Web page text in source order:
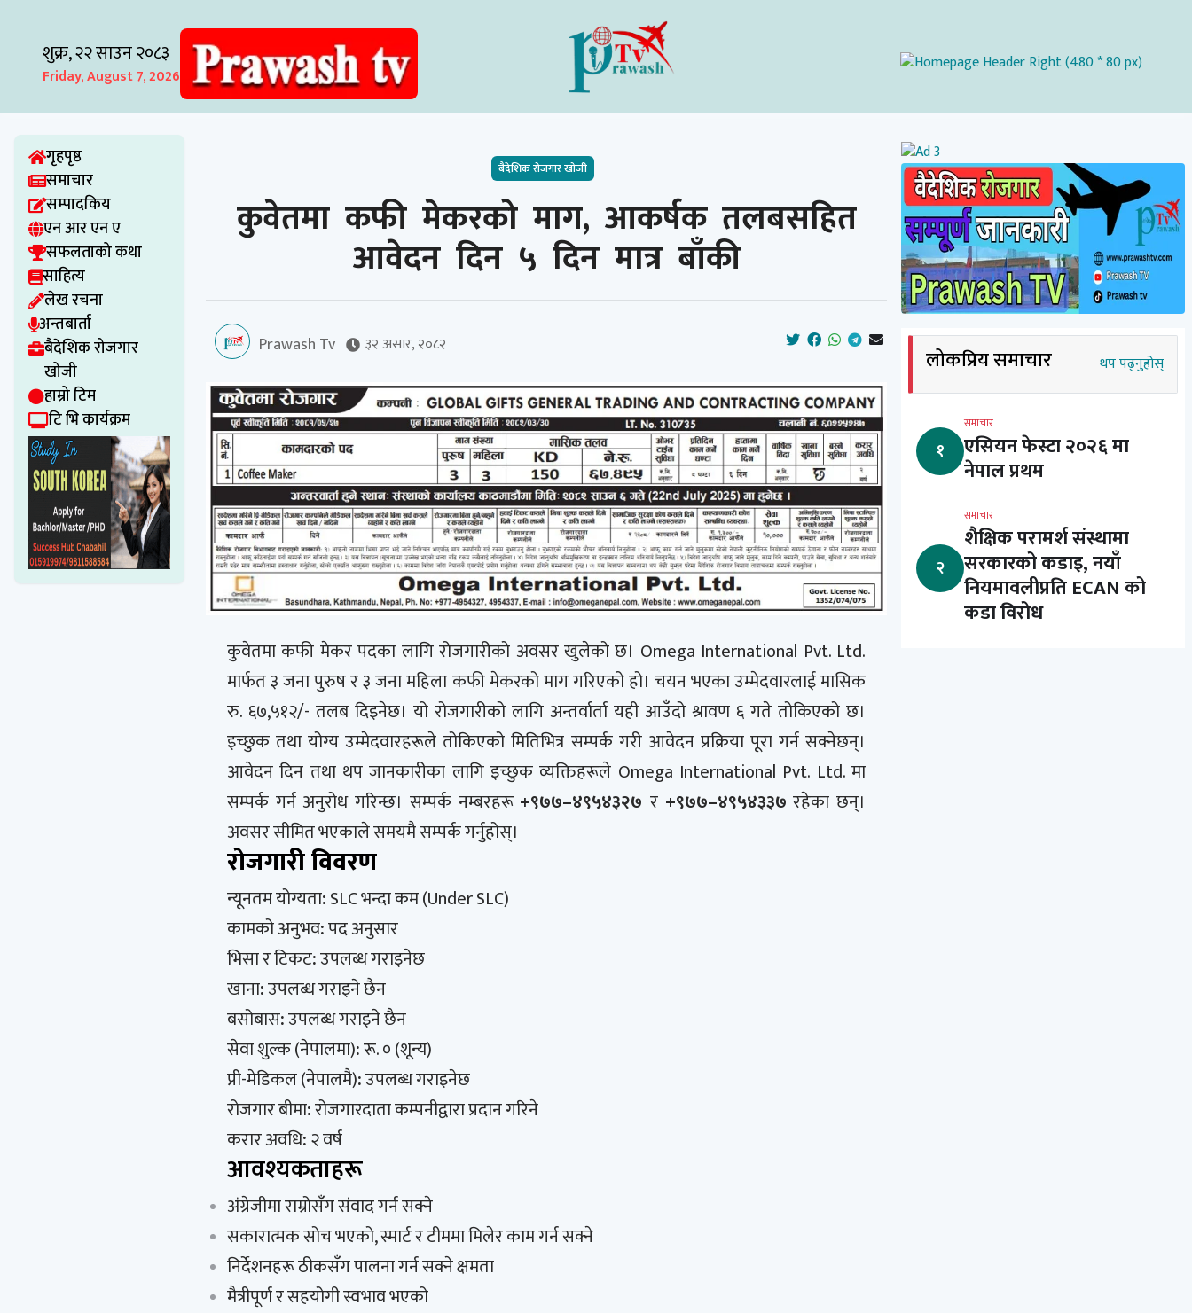
शुक्र, २२ साउन २०८३
Friday, August 7, 2026
गृहपृष्ठ
समाचार
सम्पादकिय
एन आर एन ए
सफलताको कथा
साहित्य
लेख रचना
अन्तबार्ता
बैदेशिक रोजगार
खोजी
हाम्रो टिम
टि भि कार्यक्रम
बैदेशिक रोजगार खोजी
कुवेतमा कफी मेकरको माग, आकर्षक तलबसहित
आवेदन दिन ५ दिन मात्र बाँकी
Prawash Tv ३२ असार, २०८२
कुवेतमा कफी मेकर पदका लागि रोजगारीको अवसर खुलेको छ। Omega International Pvt. Ltd.
मार्फत ३ जना पुरुष र ३ जना महिला कफी मेकरको माग गरिएको हो। चयन भएका उम्मेदवारलाई मासिक
रु. ६७,५१२/- तलब दिइनेछ। यो रोजगारीको लागि अन्तर्वार्ता यही आउँदो श्रावण ६ गते तोकिएको छ।
इच्छुक तथा योग्य उम्मेदवारहरूले तोकिएको मितिभित्र सम्पर्क गरी आवेदन प्रक्रिया पूरा गर्न सक्नेछन्।
आवेदन दिन तथा थप जानकारीका लागि इच्छुक व्यक्तिहरूले Omega International Pvt. Ltd. मा
सम्पर्क गर्न अनुरोध गरिन्छ। सम्पर्क नम्बरहरू +९७७–४९५४३२७ र +९७७–४९५४३३७ रहेका छन्।
अवसर सीमित भएकाले समयमै सम्पर्क गर्नुहोस्।
रोजगारी विवरण
न्यूनतम योग्यता:SLC भन्दा कम (Under SLC)
कामको अनुभव:पद अनुसार
भिसा र टिकट:उपलब्ध गराइनेछ
खाना:उपलब्ध गराइने छैन
बसोबास:उपलब्ध गराइने छैन
सेवा शुल्क (नेपालमा):रू. ० (शून्य)
प्री-मेडिकल (नेपालमै):उपलब्ध गराइनेछ
रोजगार बीमा:रोजगारदाता कम्पनीद्वारा प्रदान गरिने
करार अवधि:२ वर्ष
आवश्यकताहरू
अंग्रेजीमा राम्रोसँग संवाद गर्न सक्ने
सकारात्मक सोच भएको, स्मार्ट र टीममा मिलेर काम गर्न सक्ने
निर्देशनहरू ठीकसँग पालना गर्न सक्ने क्षमता
मैत्रीपूर्ण र सहयोगी स्वभाव भएको
लोकप्रिय समाचार थप पढ्नुहोस्
१
समाचार
एसियन फेस्टा २०२६ मा
नेपाल प्रथम
२
समाचार
शैक्षिक परामर्श संस्थामा
सरकारको कडाइ, नयाँ
नियमावलीप्रति ECAN को
कडा विरोध